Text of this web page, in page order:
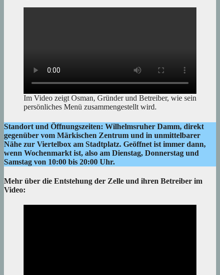
Im Video zeigt Osman, Gründer und Betreiber, wie sein
persönliches Menü zusammengestellt wird.
Standort und Öffnungszeiten: Wilhelmsruher Damm, direkt
gegenüber vom Märkischen Zentrum und in unmittelbarer
Nähe zur Viertelbox am Stadtplatz. Geöffnet ist immer dann,
wenn Wochenmarkt ist, also am Dienstag, Donnerstag und
Samstag von 10:00 bis 20:00 Uhr.
Mehr über die Entstehung der Zelle und ihren Betreiber im
Video: